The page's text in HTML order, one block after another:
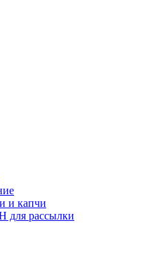
и капчи
для рассылки